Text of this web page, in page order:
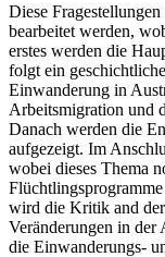
Diese
bearbeitet werden,
erstes werden die
folgt ein
Einwanderung in
Arbeitsmigration und
Danach werden die
aufgezeigt. Im
wobei dieses Thema
wird die Kritik and
Veränderungen in
die Einwanderungs-